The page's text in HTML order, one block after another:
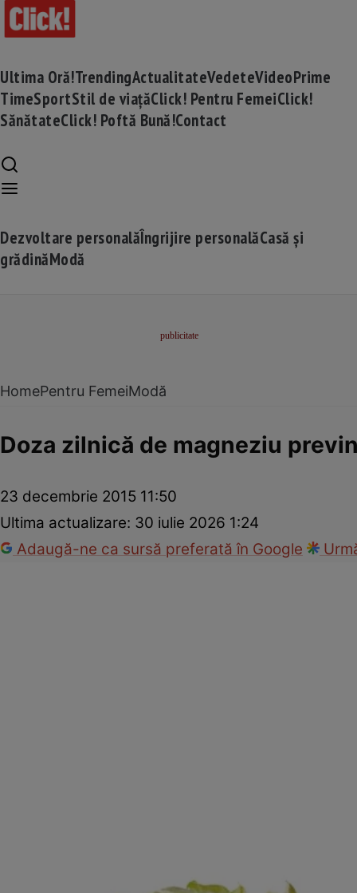
Ultima Oră!TrendingActualitateVedeteVideoPrime
TimeSportStil de viațăClick! Pentru FemeiClick!
SănătateClick! Poftă Bună!Contact
Dezvoltare personalăÎngrijire personalăCasă și
grădinăModă
HomePentru FemeiModă
Doza zilnică de magneziu
23 decembrie 2015 11:50
Ultima actualizare: 30 iulie 2026 1:24
Adaugă-ne ca sursă preferată în Google